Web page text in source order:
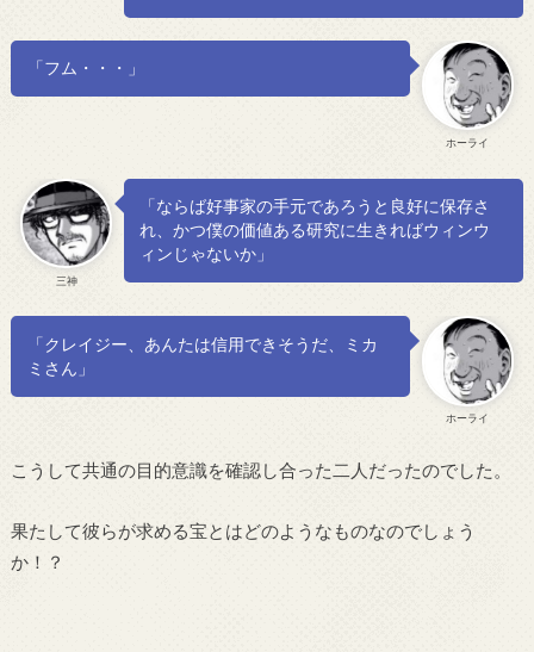
ホーライ
「フム・・・」
三神
「ならば好事家の手元であろうと良好に保存さ
れ、かつ僕の価値ある研究に生きればウィンウ
ィンじゃないか」
ホーライ
「クレイジー、あんたは信用できそうだ、ミカ
ミさん」
こうして共通の目的意識を確認し合った二人だったのでした。
果たして彼らが求める宝とはどのようなものなのでしょう
か！？